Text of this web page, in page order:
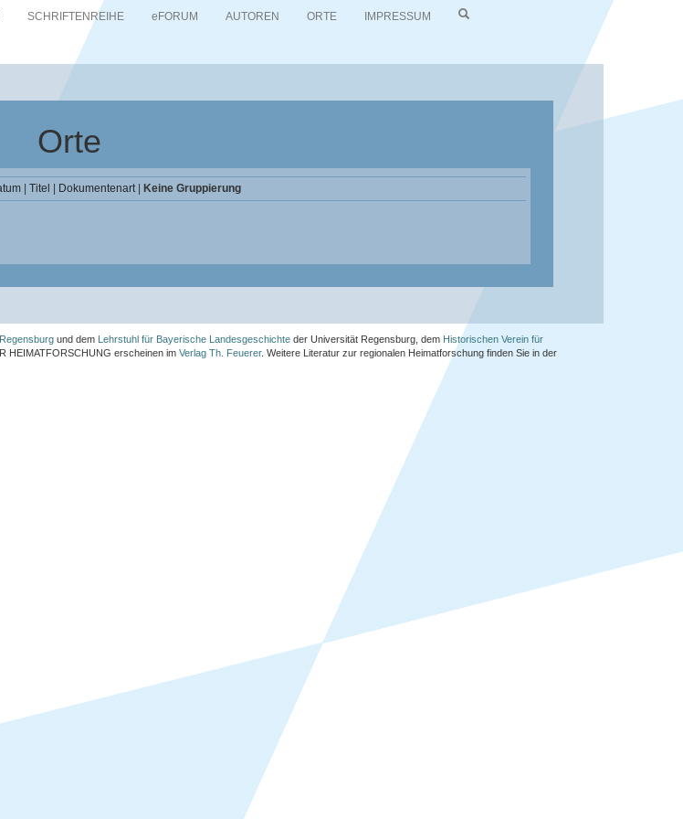
SCHRIFTENREIHE eFORUM AUTOREN ORTE IMPRESSUM
Orte
| Titel Dokumentenart| Keine Gruppierung
und dem Lehrstuhl für Bayerische Landesgeschichte der Universität Regensburg, dem Historischen Verein für
HEIMATFORSCHUNG erscheinen im Verlag Th. Feuerer. Weitere Literatur zur regionalen Heimatforschung finden Sie in der